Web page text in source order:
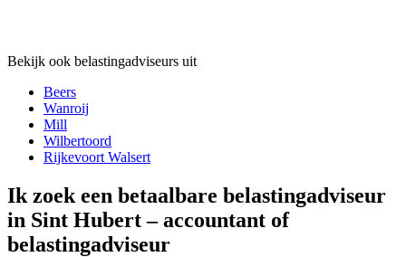
Bekijk ook belastingadviseurs uit
Beers
Wanroij
Mill
Wilbertoord
Rijkevoort Walsert
Ik zoek een betaalbare belastingadviseur
in Sint Hubert – accountant of
belastingadviseur